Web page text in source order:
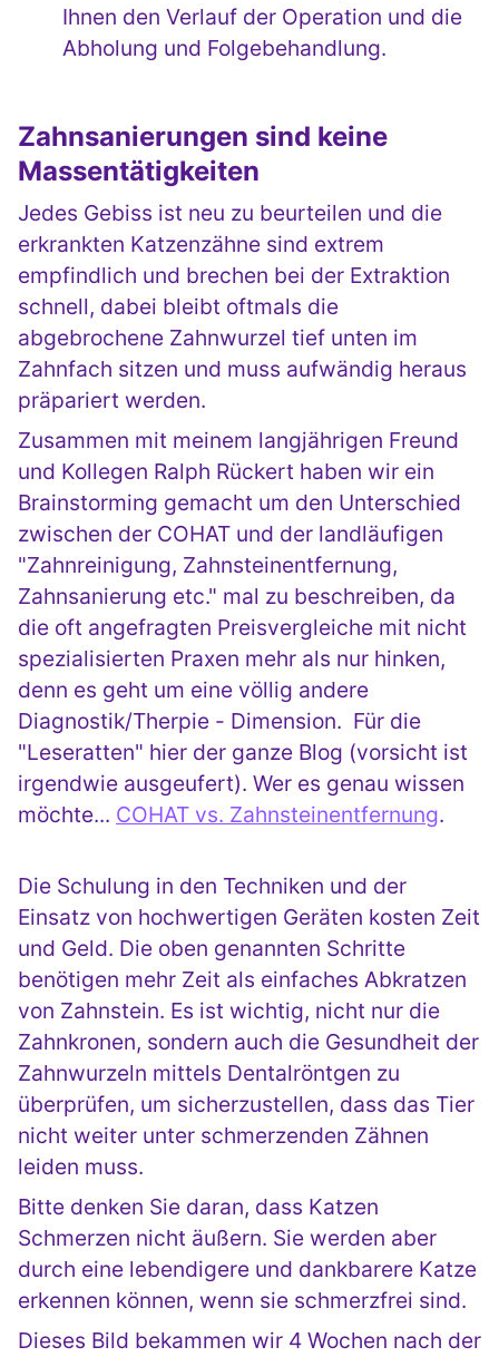
Ihnen den Verlauf der Operation und die
Abholung und Folgebehandlung.
Zahnsanierungen sind keine
Massentätigkeiten
Jedes Gebiss ist neu zu beurteilen und die
erkrankten Katzenzähne sind extrem
empfindlich und brechen bei der Extraktion
schnell, dabei bleibt oftmals die
abgebrochene Zahnwurzel tief unten im
Zahnfach sitzen und muss aufwändig heraus
präpariert werden.
Zusammen mit meinem langjährigen Freund
und Kollegen Ralph Rückert haben wir ein
Brainstorming gemacht um den Unterschied
zwischen der COHAT und der landläufigen
"Zahnreinigung, Zahnsteinentfernung,
Zahnsanierung etc." mal zu beschreiben, da
die oft angefragten Preisvergleiche mit nicht
spezialisierten Praxen mehr als nur hinken,
denn es geht um eine völlig andere
Diagnostik/Therpie - Dimension. Für die
"Leseratten" hier der ganze Blog (vorsicht ist
irgendwie ausgeufert). Wer es genau wissen
möchte... COHAT vs. Zahnsteinentfernung.
Die Schulung in den Techniken und der
Einsatz von hochwertigen Geräten kosten Zeit
und Geld. Die oben genannten Schritte
benötigen mehr Zeit als einfaches Abkratzen
von Zahnstein. Es ist wichtig, nicht nur die
Zahnkronen, sondern auch die Gesundheit der
Zahnwurzeln mittels Dentalröntgen zu
überprüfen, um sicherzustellen, dass das Tier
nicht weiter unter schmerzenden Zähnen
leiden muss.
Bitte denken Sie daran, dass Katzen
Schmerzen nicht äußern. Sie werden aber
durch eine lebendigere und dankbarere Katze
erkennen können, wenn sie schmerzfrei sind.
Dieses Bild bekammen wir 4 Wochen nach der